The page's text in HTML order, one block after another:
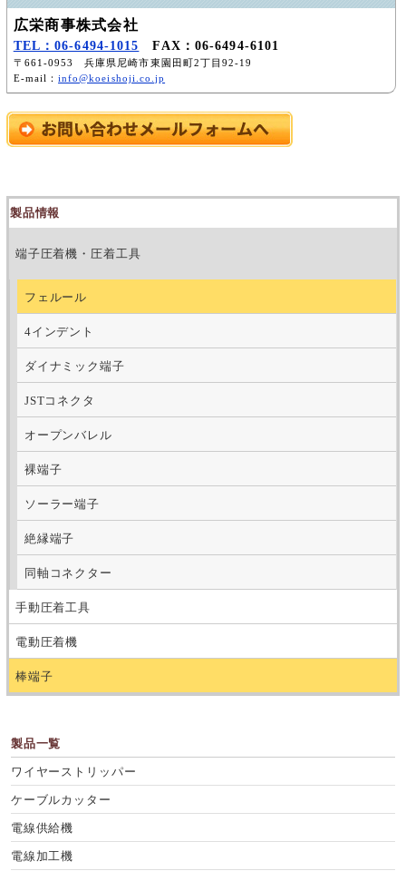
製品情報
端子圧着機・圧着工具
フェルール
4インデント
ダイナミック端子
JSTコネクタ
オープンバレル
裸端子
ソーラー端子
絶縁端子
同軸コネクター
手動圧着工具
電動圧着機
棒端子
広栄商事株式会社
TEL：06-6494-1015 FAX：06-6494-6101
〒661-0953 兵庫県尼崎市東園田町2丁目92-19
E-mail：info@koeishoji.co.jp
製品一覧
ワイヤーストリッパー
ケーブルカッター
電線供給機
電線加工機